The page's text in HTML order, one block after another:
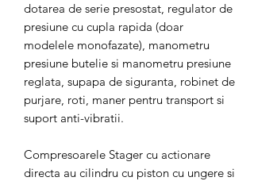
dotarea de serie presostat, regulator de
presiune cu cupla rapida (doar
modelele monofazate), manometru
presiune butelie si manometru presiune
reglata, supapa de siguranta, robinet de
purjare, roti, maner pentru transport si
suport anti-vibratii.
Compresoarele Stager cu actionare
directa au cilindru cu piston cu ungere si